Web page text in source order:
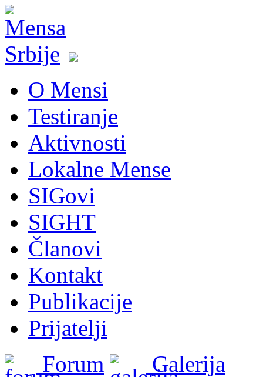
O Mensi
Testiranje
Aktivnosti
Lokalne Mense
SIGovi
SIGHT
Članovi
Kontakt
Publikacije
Prijatelji
Forum
Galerija